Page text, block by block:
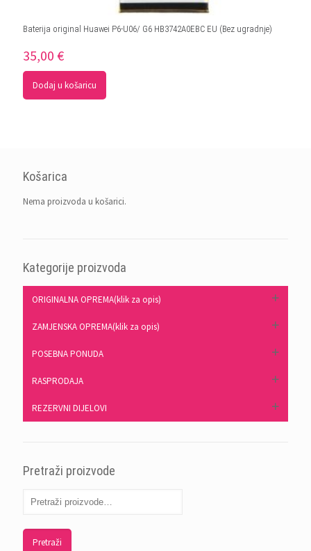
Baterija original Huawei P6-U06/ G6 HB3742A0EBC EU (Bez ugradnje)
35,00 €
Dodaj u košaricu
Košarica
Nema proizvoda u košarici.
Kategorije proizvoda
ORIGINALNA OPREMA(klik za opis)
ZAMJENSKA OPREMA(klik za opis)
POSEBNA PONUDA
RASPRODAJA
REZERVNI DIJELOVI
Pretraži proizvode
Pretraži